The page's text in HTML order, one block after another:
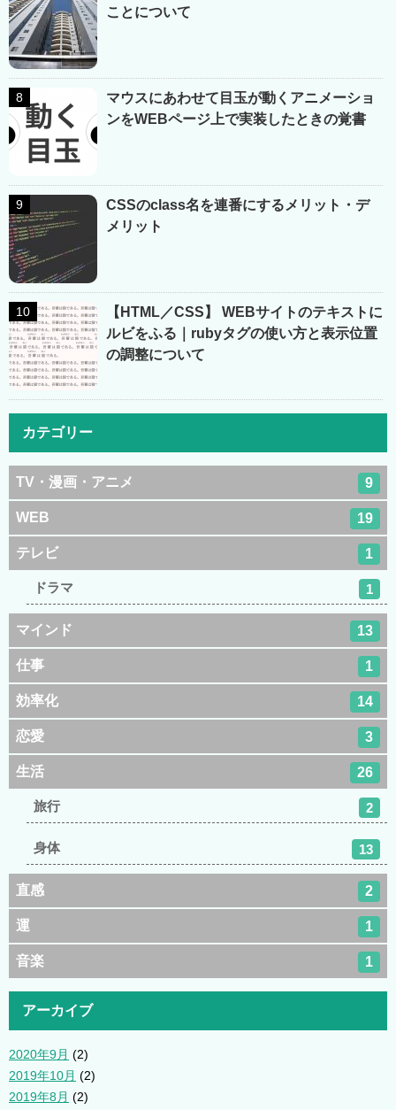
ことについて
マウスにあわせて目玉が動くアニメーショ
ンをWEBページ上で実装したときの覚書
CSSのclass名を連番にするメリット・デ
メリット
【HTML／CSS】 WEBサイトのテキストに
ルビをふる｜rubyタグの使い方と表示位置
の調整について
カテゴリー
TV・漫画・アニメ 9
WEB 19
テレビ 1
ドラマ 1
マインド 13
仕事 1
効率化 14
恋愛 3
生活 26
旅行 2
身体 13
直感 2
運 1
音楽 1
アーカイブ
2020年9月 (2)
2019年10月 (2)
2019年8月 (2)